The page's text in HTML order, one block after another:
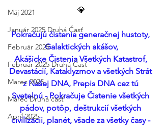
Máj 2021
Január 2025 Druhá Časť
Február 2025
Február 2025 Druhá Časť
Marec 2025
Marec Druhá časť
Apríl 2025
💎
Pokračujú čistenia generačnej hustoty,
Galaktických akášov,
Akášicke Čistenia Všetkých Katastrof,
Devastácií, Kataklyzmov a všetkých Strát
z Našej DNA, Prepis DNA cez tú
Svetelnú - Pokračuje Čistenie všetkých
pádov, potôp, deštrukcií všetkých
civilizácii, planét, všade za všetky časy -